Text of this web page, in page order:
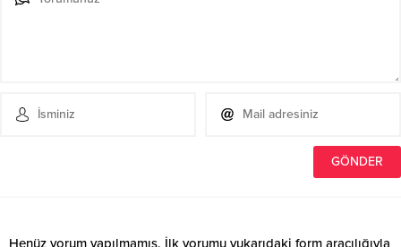
Henüz yorum yapılmamış. İlk yorumu yukarıdaki form aracılığıyla